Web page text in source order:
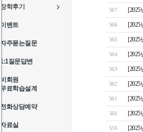
장학후기
이벤트
자주묻는질문
1:1질문답변
비회원
무료학습설계
전화상담예약
자료실
567
566
565
564
563
562
561
560
559